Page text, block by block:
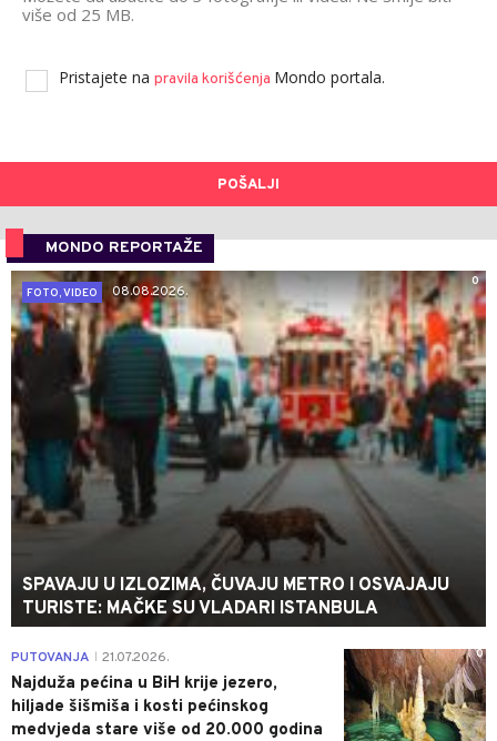
više od 25 MB.
Pristajete na pravila korišćenja Mondo portala.
POŠALJI
MONDO REPORTAŽE
0
FOTO, VIDEO
08.08.2026.
SPAVAJU U IZLOZIMA, ČUVAJU METRO I OSVAJAJU
TURISTE: MAČKE SU VLADARI ISTANBULA
0
PUTOVANJA 21.07.2026.
Najduža pećina u BiH krije jezero,
hiljade šišmiša i kosti pećinskog
medvjeda stare više od 20.000 godina